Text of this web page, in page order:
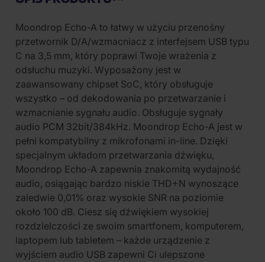
Moondrop Echo-A to łatwy w użyciu przenośny
przetwornik D/A/wzmacniacz z interfejsem USB typu
C na 3,5 mm, który poprawi Twoje wrażenia z
odsłuchu muzyki. Wyposażony jest w
zaawansowany chipset SoC, który obsługuje
wszystko – od dekodowania po przetwarzanie i
wzmacnianie sygnału audio. Obsługuje sygnały
audio PCM 32bit/384kHz. Moondrop Echo-A jest w
pełni kompatybilny z mikrofonami in-line. Dzięki
specjalnym układom przetwarzania dźwięku,
Moondrop Echo-A zapewnia znakomitą wydajność
audio, osiągając bardzo niskie THD+N wynoszące
zaledwie 0,01% oraz wysokie SNR na poziomie
około 100 dB. Ciesz się dźwiękiem wysokiej
rozdzielczości ze swoim smartfonem, komputerem,
laptopem lub tabletem – każde urządzenie z
wyjściem audio USB zapewni Ci ulepszone